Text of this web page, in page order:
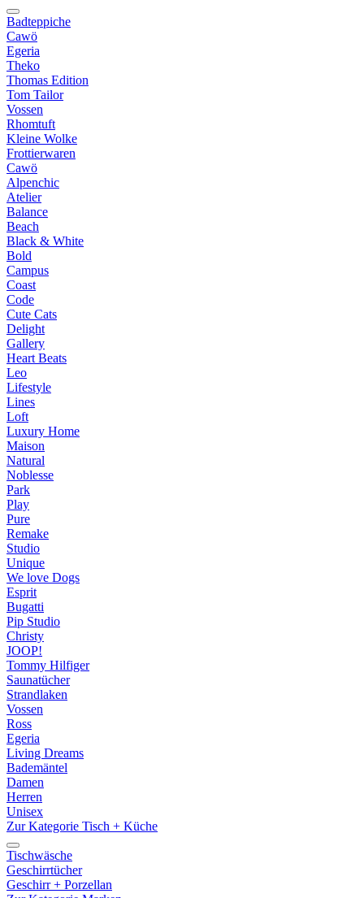
Badteppiche
Cawö
Egeria
Theko
Thomas Edition
Tom Tailor
Vossen
Rhomtuft
Kleine Wolke
Frottierwaren
Cawö
Alpenchic
Atelier
Balance
Beach
Black & White
Bold
Campus
Coast
Code
Cute Cats
Delight
Gallery
Heart Beats
Leo
Lifestyle
Lines
Loft
Luxury Home
Maison
Natural
Noblesse
Park
Play
Pure
Remake
Studio
Unique
We love Dogs
Esprit
Bugatti
Pip Studio
Christy
JOOP!
Tommy Hilfiger
Saunatücher
Strandlaken
Vossen
Ross
Egeria
Living Dreams
Bademäntel
Damen
Herren
Unisex
Zur Kategorie Tisch + Küche
Tischwäsche
Geschirrtücher
Geschirr + Porzellan